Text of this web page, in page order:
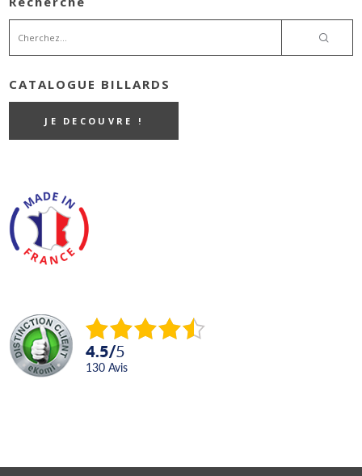
CATALOGUE BILLARDS
JE DECOUVRE !
4.5/5
130 avis